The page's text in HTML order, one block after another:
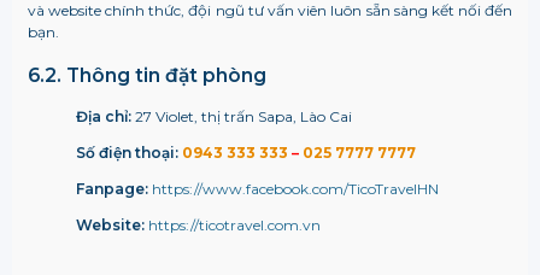
và website chính thức, đội ngũ tư vấn viên luôn sẵn sàng kết nối đến
bạn.
6.2. Thông tin đặt phòng
Địa chỉ:27 Violet, thị trấn Sapa, Lào Cai
Số điện thoại: 0943 333 333 – 025 7777 7777
Fanpage: https://www.facebook.com/TicoTravelHN
Website: https://ticotravel.com.vn